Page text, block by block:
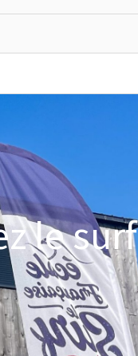
le surf